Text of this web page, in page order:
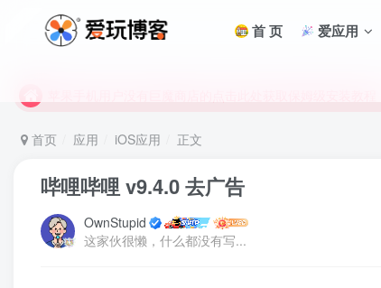
首 页 爱应用
未找到所需资源？欢迎提交您的需求，我们将尽快为您处理。
首页 应用 iOS应用 正文
哔哩哔哩 v9.4.0 去广告
OwnStupid
这家伙很懒，什么都没有写...